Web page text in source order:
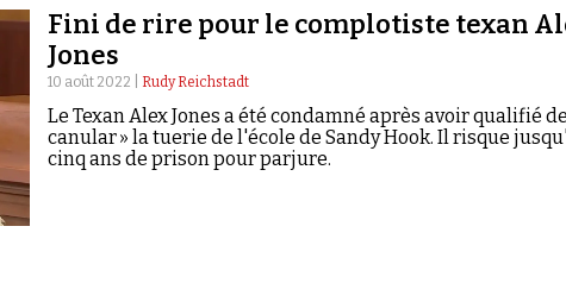
Fini de rire pour le complotiste texan
Jones
10 août 2022 | Rudy Reichstadt
Le Texan Alex Jones a été condamné après avoir qualifié
canular » la tuerie de l'école de Sandy Hook. Il risque
cinq ans de prison pour parjure.